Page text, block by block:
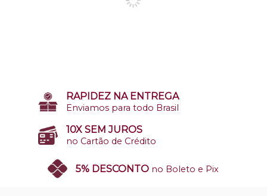
RAPIDEZ NA ENTREGA
Enviamos para todo Brasil
10X SEM JUROS
no Cartão de Crédito
5% DESCONTO no Boleto e Pix